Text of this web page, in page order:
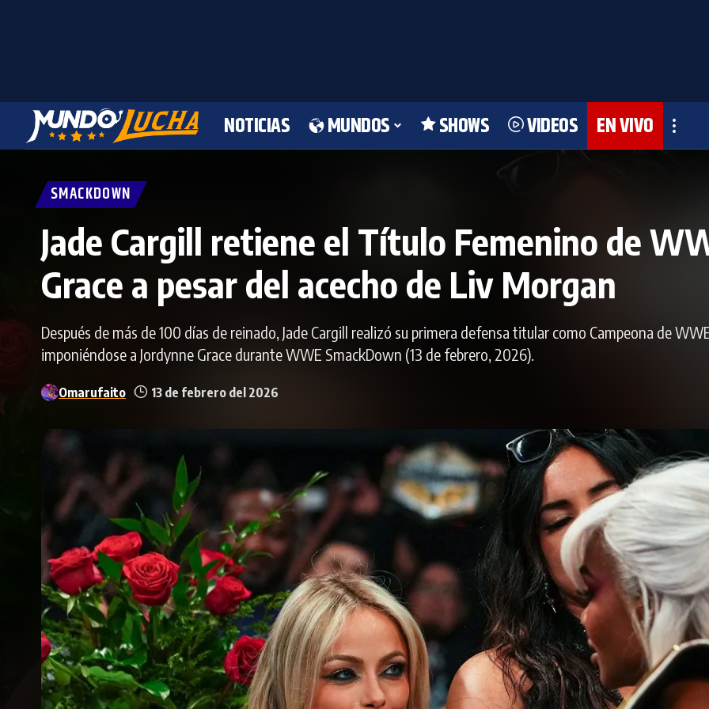
NOTICIAS MUNDOS SHOWS VIDEOS EN VIVO
SMACKDOWN
Jade Cargill retiene el Título Femenino de
Grace a pesar del acecho de Liv Morgan
Después de más de 100 días de reinado, Jade Cargill realizó su primera defensa titular como Campeona de
imponiéndose a Jordynne Grace durante WWE SmackDown (13 de febrero, 2026).
Omarufaito 13 de febrero del 2026